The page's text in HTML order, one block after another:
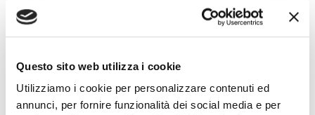
Questo sito web utilizza i cookie
Utilizziamo i cookie per personalizzare contenuti ed
annunci, per fornire funzionalità dei social media e per
Note di innovazione
pratica — newsletter